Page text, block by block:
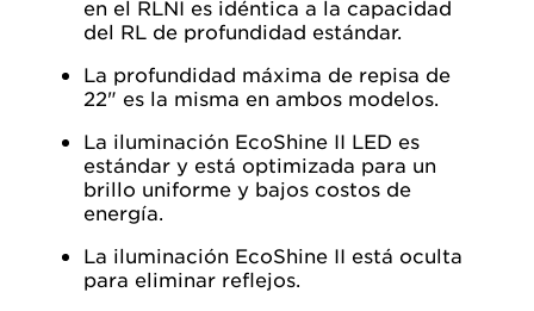
en el RLNI es idéntica a la capacidad
del RL de profundidad estándar.
La profundidad máxima de repisa de
22" es la misma en ambos modelos.
La iluminación EcoShine II LED es
estándar y está optimizada para un
brillo uniforme y bajos costos de
energía.
La iluminación EcoShine II está oculta
para eliminar reflejos.